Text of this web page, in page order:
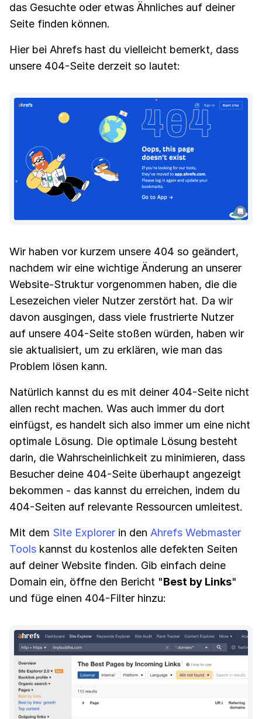
das Gesuchte oder etwas Ähnliches auf deiner
Seite finden können.
Hier bei Ahrefs hast du vielleicht bemerkt, dass
unsere 404-Seite derzeit so lautet:
Wir haben vor kurzem unsere 404 so geändert,
nachdem wir eine wichtige Änderung an unserer
Website-Struktur vorgenommen haben, die die
Lesezeichen vieler Nutzer zerstört hat. Da wir
davon ausgingen, dass viele frustrierte Nutzer
auf unsere 404-Seite stoßen würden, haben wir
sie aktualisiert, um zu erklären, wie man das
Problem lösen kann.
Natürlich kannst du es mit deiner 404-Seite nicht
allen recht machen. Was auch immer du dort
einfügst, es handelt sich also immer um eine nicht
optimale Lösung. Die optimale Lösung besteht
darin, die Wahrscheinlichkeit zu minimieren, dass
Besucher deine 404-Seite überhaupt angezeigt
bekommen - das kannst du erreichen, indem du
404-Seiten auf relevante Ressourcen umleitest.
Mit dem Site Explorer in den Ahrefs Webmaster
Tools kannst du kostenlos alle defekten Seiten
auf deiner Website finden. Gib einfach deine
Domain ein, öffne den Bericht "Best by Links"
und füge einen 404-Filter hinzu: